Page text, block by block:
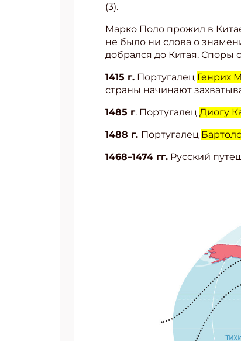
(3).
Марко Поло прожил в
не было ни слова о
добрался до Китая. Споры
1415 г. Португалец Генрих
страны начинают
1485 г. Португалец Диогу
1488 г. Португалец
1468–1474 гг. Русский